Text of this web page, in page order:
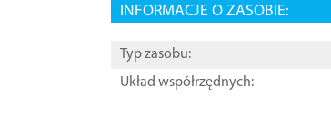
INFORMACJE O ZASOBIE:
Typ zasobu:
Układ współrzędnych: